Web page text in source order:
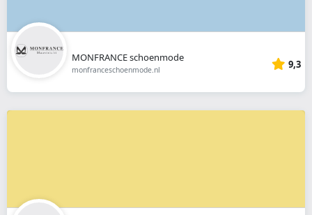
MONFRANCE schoenmode
monfranceschoenmode.nl 9,3